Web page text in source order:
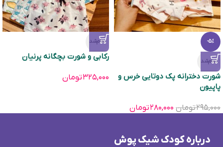
-5%
تمام‌شد
شورت دخترانه پک دوتایی خرس و
پاپیون
۲۹۵,۰۰۰تومان ۲۸۰,۰۰۰تومان
تمام‌شد
رکابی و شورت بچگانه پرنیان
۳۲۵,۰۰۰تومان
درباره کودک شیک پوش